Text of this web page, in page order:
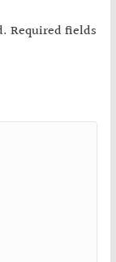
Required fields